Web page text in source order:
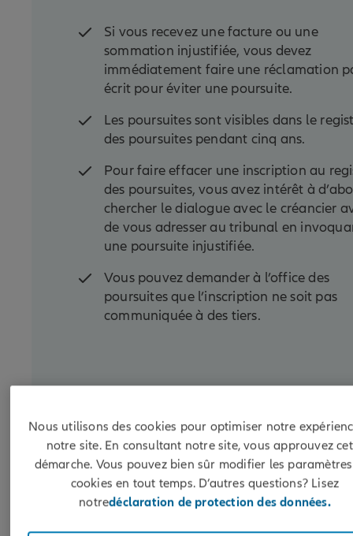
Si vous recevez une facture ou une
sommation injustifiée, vous devez
immédiatement faire une réclamation
écrit pour éviter une poursuite.
Les poursuites sont visibles dans le
des poursuites pendant cinq ans.
Pour faire effacer une inscription au
des poursuites, vous avez intérêt à
chercher le dialogue avec le créancier
de vous adresser au tribunal en
une poursuite injustifiée.
Vous pouvez demander à l’office des
poursuites que l’inscription ne soit pas
communiquée à des tiers.
Un courrier de l’office des poursuites? Un extrait du
registre des poursuites mentionne l’ensemble des
créances, qu’elles soient justifiées ou non. Car en
Suisse, tout le monde peut poursuivre tout le
Nous utilisons des cookies pour optimiser notre
notre site. En consultant notre site, vous approuvez
démarche. Vous pouvez bien sûr modifier les
cookies en tout temps. D’autres questions? Lisez
notredéclaration de protection des données.